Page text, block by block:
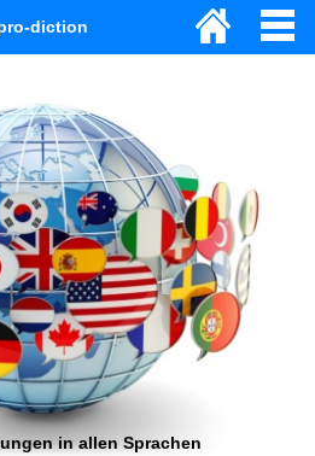
diction
in allen Sprachen